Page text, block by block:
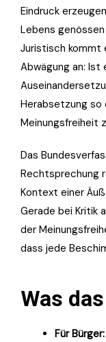
Eindruck
Lebens
Juristisch kommt
Abwägung an: Ist
Herabsetzung so
Meinungsfreiheit
Das
Rechtsprechung
Kontext einer
Gerade bei Kritik
der
dass jede
Was
Für Bürger: